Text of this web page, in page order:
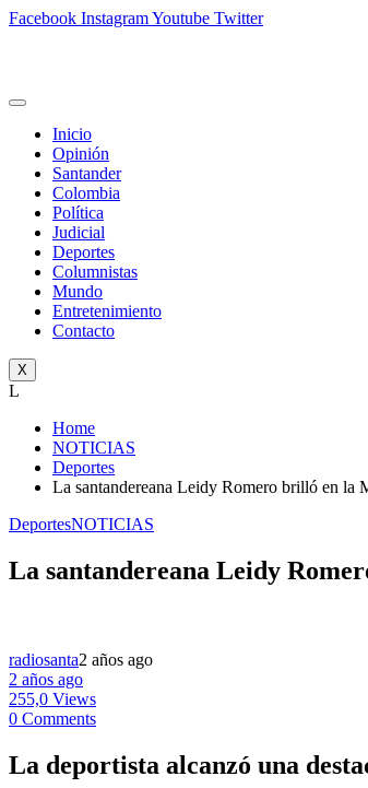
Facebook InstagramYoutube Twitter
Inicio
Opinión
Santander
Colombia
Política
Judicial
Deportes
Columnistas
Mundo
Entretenimiento
Contacto
X
L
Home
NOTICIAS
Deportes
La santandereana Leidy Romero brilló en la
DeportesNOTICIAS
La santandereana Leidy
radiosanta2 años ago
2 años ago
255,0 Views
0 Comments
La deportista alcanzó una